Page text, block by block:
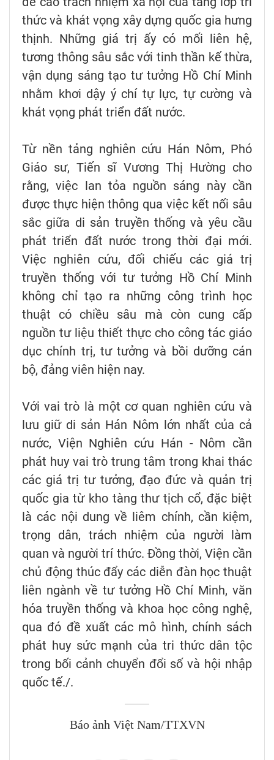
thức và khát vọng xây dựng quốc gia hưng
thịnh. Những giá trị ấy có mối liên hệ,
tương thông sâu sắc với tinh thần kế thừa,
vận dụng sáng tạo tư tưởng Hồ Chí Minh
nhằm khơi dậy ý chí tự lực, tự cường và
khát vọng phát triển đất nước.
Từ nền tảng nghiên cứu Hán Nôm, Phó
Giáo sư, Tiến sĩ Vương Thị Hường cho
rằng, việc lan tỏa nguồn sáng này cần
được thực hiện thông qua việc kết nối sâu
sắc giữa di sản truyền thống và yêu cầu
phát triển đất nước trong thời đại mới.
Việc nghiên cứu, đối chiếu các giá trị
truyền thống với tư tưởng Hồ Chí Minh
không chỉ tạo ra những công trình học
thuật có chiều sâu mà còn cung cấp
nguồn tư liệu thiết thực cho công tác giáo
dục chính trị, tư tưởng và bồi dưỡng cán
bộ, đảng viên hiện nay.
Với vai trò là một cơ quan nghiên cứu và
lưu giữ di sản Hán Nôm lớn nhất của cả
nước, Viện Nghiên cứu Hán - Nôm cần
phát huy vai trò trung tâm trong khai thác
các giá trị tư tưởng, đạo đức và quản trị
quốc gia từ kho tàng thư tịch cổ, đặc biệt
là các nội dung về liêm chính, cần kiệm,
trọng dân, trách nhiệm của người làm
quan và người trí thức. Đồng thời, Viện cần
chủ động thúc đẩy các diễn đàn học thuật
liên ngành về tư tưởng Hồ Chí Minh, văn
hóa truyền thống và khoa học công nghệ,
qua đó đề xuất các mô hình, chính sách
phát huy sức mạnh của tri thức dân tộc
trong bối cảnh chuyển đổi số và hội nhập
quốc tế./.
Báo ảnh Việt Nam/TTXVN